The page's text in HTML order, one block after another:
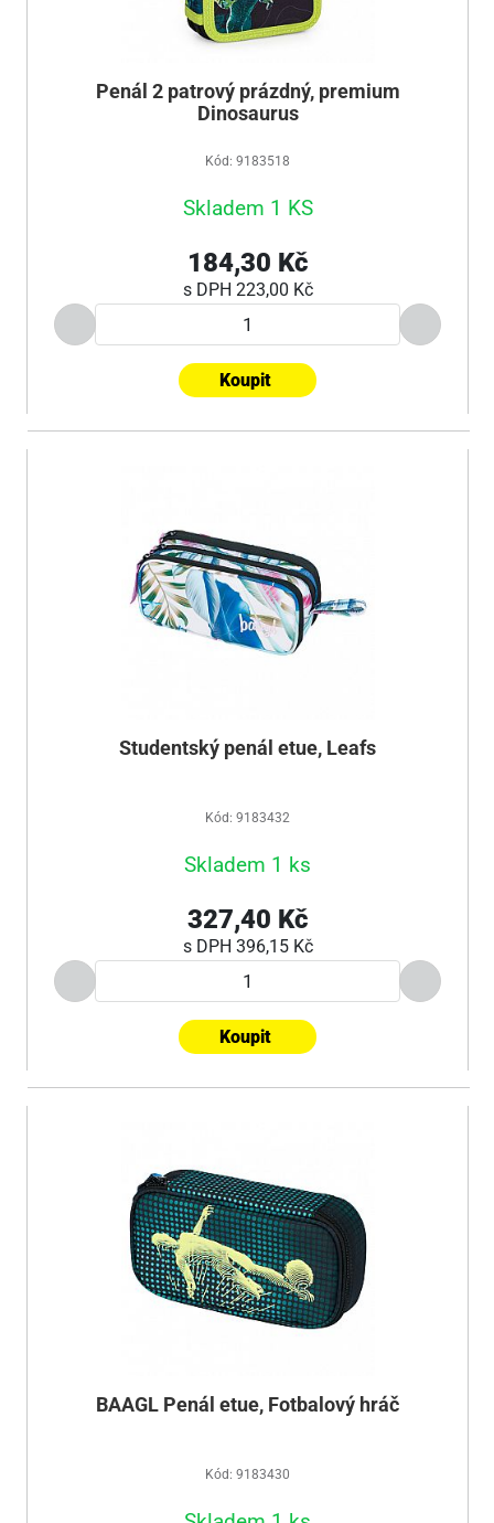
Penál 2 patrový prázdný, premium
Dinosaurus
Kód: 9183518
Skladem 1 KS
184,30 Kč
s DPH 223,00 Kč
Koupit
Studentský penál etue, Leafs
Kód: 9183432
Skladem 1 ks
327,40 Kč
s DPH 396,15 Kč
Koupit
BAAGL Penál etue, Fotbalový hráč
Kód: 9183430